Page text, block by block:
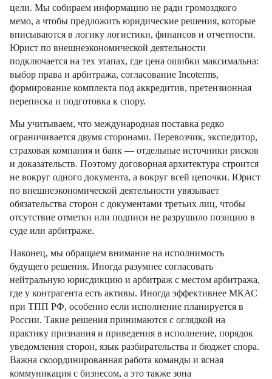
цели. Мы собираем информацию не ради громоздкого
мемо, а чтобы предложить юридические решения, которые
вписываются в логику логистики, финансов и отчетности.
Юрист по внешнеэкономической деятельности
подключается на тех этапах, где цена ошибки максимальна:
выбор права и арбитража, согласование Incoterms,
формирование комплекта под аккредитив, претензионная
переписка и подготовка к спору.
Мы учитываем, что международная поставка редко
ограничивается двумя сторонами. Перевозчик, экспедитор,
страховая компания и банк — отдельные источники рисков
и доказательств. Поэтому договорная архитектура строится
не вокруг одного документа, а вокруг всей цепочки. Юрист
по внешнеэкономической деятельности увязывает
обязательства сторон с документами третьих лиц, чтобы
отсутствие отметки или подписи не разрушило позицию в
суде или арбитраже.
Наконец, мы обращаем внимание на исполнимость
будущего решения. Иногда разумнее согласовать
нейтральную юрисдикцию и арбитраж с местом арбитража,
где у контрагента есть активы. Иногда эффективнее МКАС
при ТПП РФ, особенно если исполнение планируется в
России. Такие решения принимаются с оглядкой на
практику признания и приведения в исполнение, порядок
уведомления сторон, язык разбирательства и бюджет спора.
Важна скоординированная работа команды и ясная
коммуникация с бизнесом, а это также зона